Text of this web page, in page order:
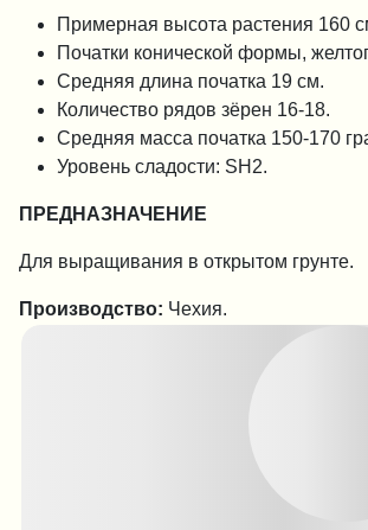
Примерная высота растения 160
Початки конической формы,
Средняя длина початка 19 см.
Количество рядов зёрен 16-18.
Средняя масса початка 150-170
Уровень сладости: SH2.
ПРЕДНАЗНАЧЕНИЕ
Для выращивания в открытом грунте.
Производство: Чехия.